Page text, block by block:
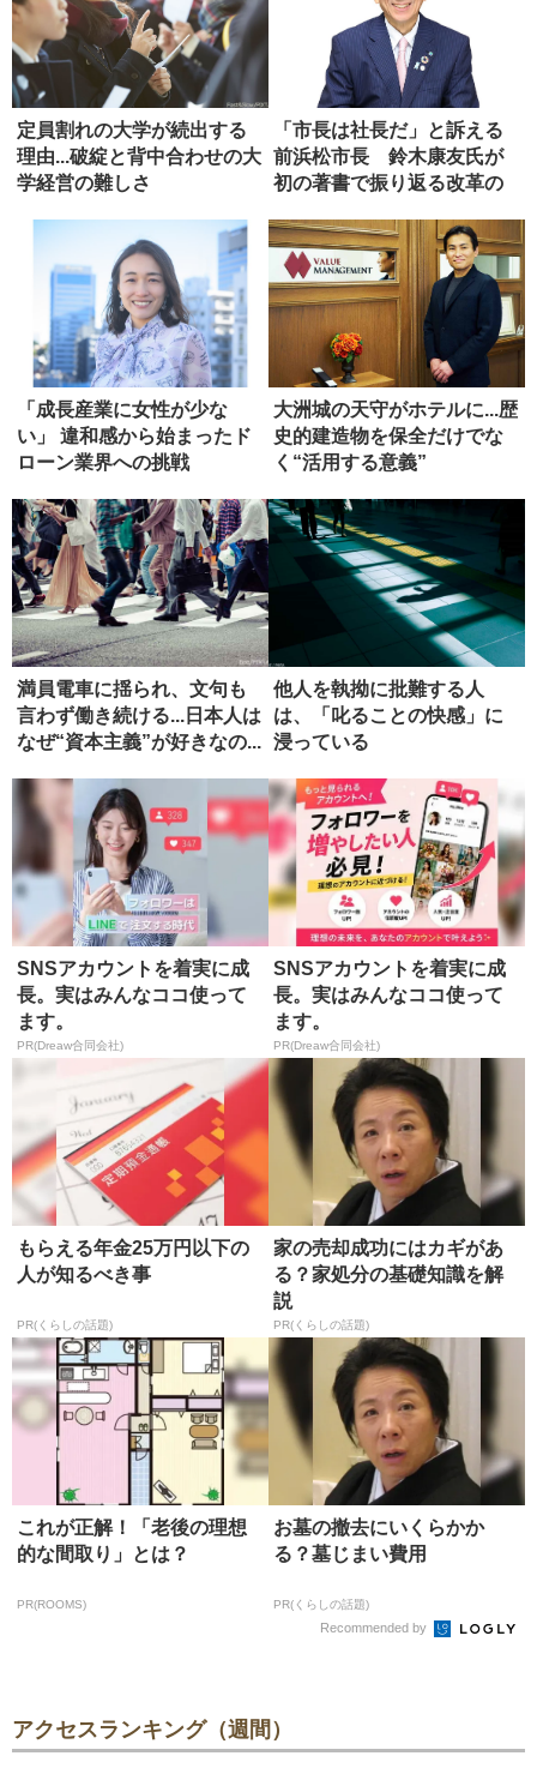
定員割れの大学が続出する
理由...破綻と背中合わせの大
学経営の難しさ
「市長は社長だ」と訴える
前浜松市長 鈴木康友氏が
初の著書で振り返る改革の
「成長産業に女性が少な
い」 違和感から始まったド
ローン業界への挑戦
大洲城の天守がホテルに...歴
史的建造物を保全だけでな
く“活用する意義”
満員電車に揺られ、文句も
言わず働き続ける...日本人は
なぜ“資本主義”が好きなの...
他人を執拗に批難する人
は、「叱ることの快感」に
浸っている
SNSアカウントを着実に成
長。実はみんなココ使って
ます。
PR(Dreaw合同会社)
SNSアカウントを着実に成
長。実はみんなココ使って
ます。
PR(Dreaw合同会社)
もらえる年金25万円以下の
人が知るべき事
PR(くらしの話題)
家の売却成功にはカギがあ
る？家処分の基礎知識を解
説
PR(くらしの話題)
これが正解！「老後の理想
的な間取り」とは？
PR(ROOMS)
お墓の撤去にいくらかか
る？墓じまい費用
PR(くらしの話題)
Recommended by
アクセスランキング（週間）